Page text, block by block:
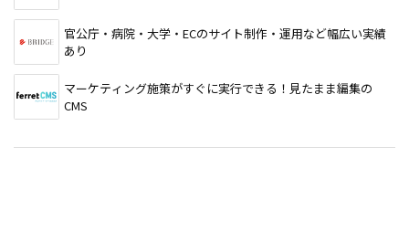
官公庁・病院・大学・ECのサイト制作・運用など幅広い実績
あり
マーケティング施策がすぐに実行できる！見たまま編集の
CMS